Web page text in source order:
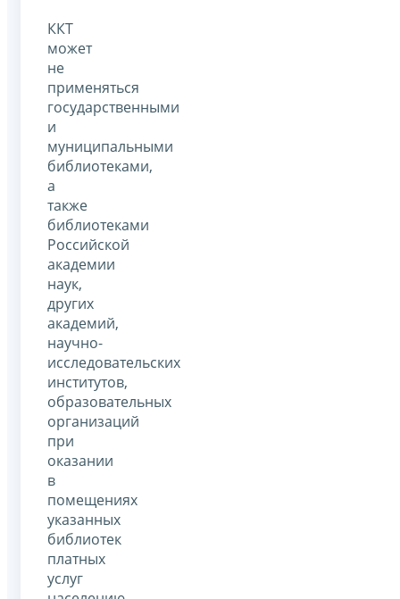
ККТ
может
не
применяться
государственными
и
муниципальными
библиотеками,
а
также
библиотеками
Российской
академии
наук,
других
академий,
научно-
исследовательских
институтов,
образовательных
организаций
при
оказании
в
помещениях
указанных
библиотек
платных
услуг